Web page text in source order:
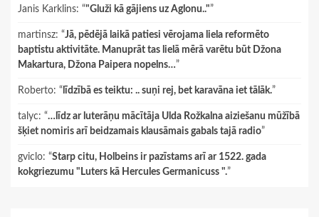
Janis Karklins: “"Gluži kā gājiens uz Aglonu.."”
martinsz: “Jā, pēdējā laikā patiesi vērojama liela reformēto
baptistu aktivitāte. Manuprāt tas lielā mērā varētu būt Džona
Makartura, Džona Paipera nopelns…”
Roberto: “ līdzībā es teiktu: .. suņi rej, bet karavāna iet tālāk.”
talyc: “…līdz ar luterāņu mācītāja Ulda Rožkalna aiziešanu mūžībā
šķiet nomiris arī beidzamais klausāmais gabals tajā radio”
gviclo: “Starp citu, Holbeins ir pazīstams arī ar 1522. gada
kokgriezumu "Luters kā Hercules Germanicuss ".”